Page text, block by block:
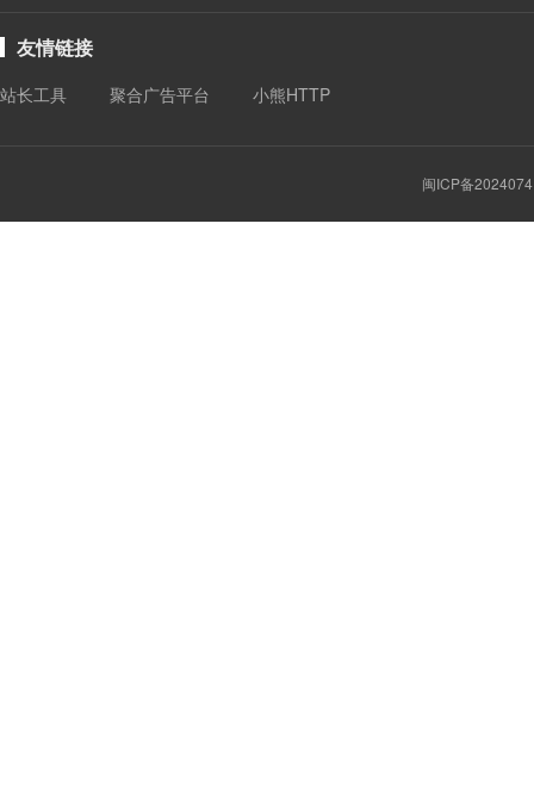
友情链接
站长工具 聚合广告平台 小熊HTTP
闽ICP备